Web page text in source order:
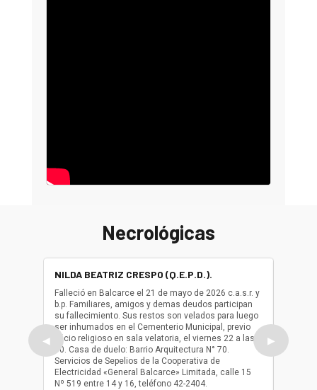
Necrológicas
◀
NILDA BEATRIZ CRESPO (Q.E.P.D.).
Falleció en Balcarce el 21 de mayo de 2026 c.a.s.r. y
b.p. Familiares, amigos y demas deudos participan
su fallecimiento. Sus restos son velados para luego
ser inhumados en el Cementerio Municipal, previo
oficio religioso en sala velatoria, el viernes 22 a las
10. Casa de duelo: Barrio Arquitectura N° 70.
Servicios de Sepelios de la Cooperativa de
Electricidad «General Balcarce» Limitada, calle 15
Nº 519 entre 14 y 16, teléfono 42-2404.
ser
oficio
▶